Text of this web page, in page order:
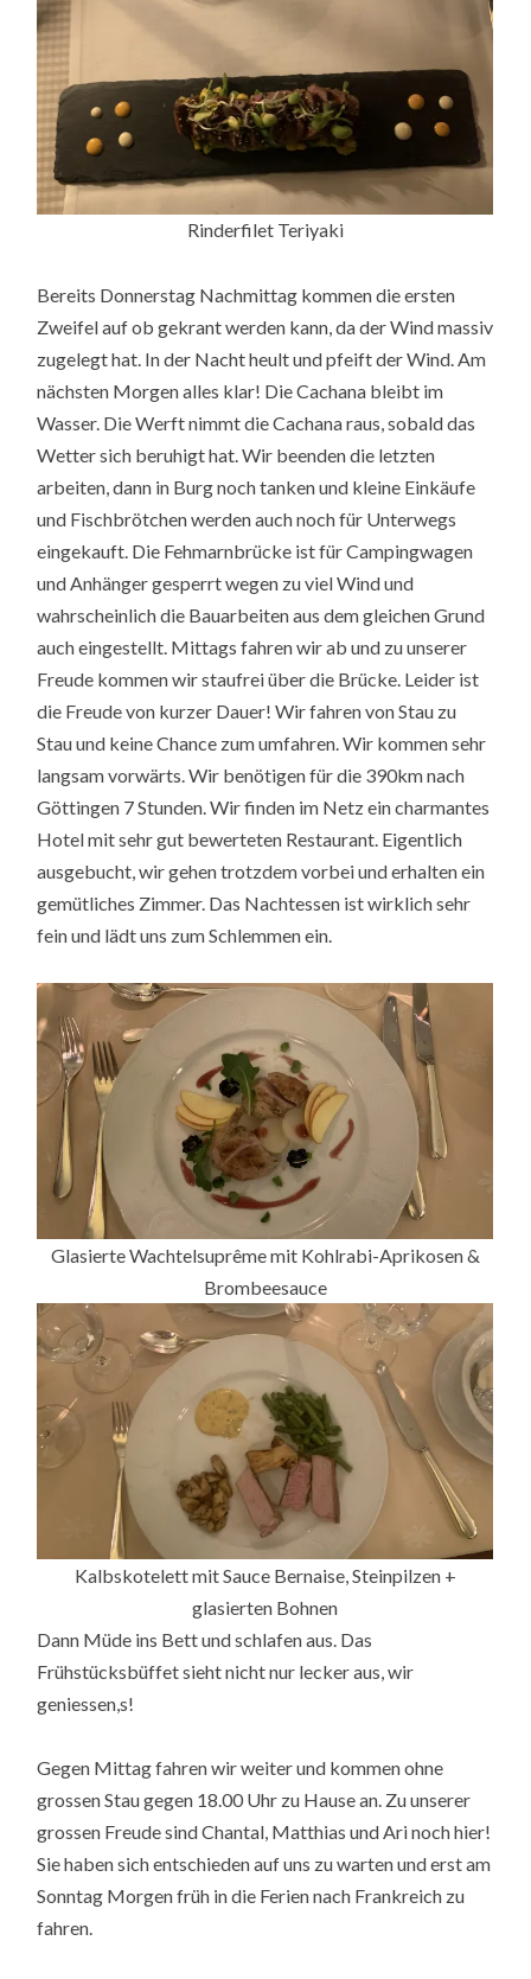
Rinderfilet Teriyaki
Bereits Donnerstag Nachmittag kommen die ersten
Zweifel auf ob gekrant werden kann, da der Wind massiv
zugelegt hat. In der Nacht heult und pfeift der Wind. Am
nächsten Morgen alles klar! Die Cachana bleibt im
Wasser. Die Werft nimmt die Cachana raus, sobald das
Wetter sich beruhigt hat. Wir beenden die letzten
arbeiten, dann in Burg noch tanken und kleine Einkäufe
und Fischbrötchen werden auch noch für Unterwegs
eingekauft. Die Fehmarnbrücke ist für Campingwagen
und Anhänger gesperrt wegen zu viel Wind und
wahrscheinlich die Bauarbeiten aus dem gleichen Grund
auch eingestellt. Mittags fahren wir ab und zu unserer
Freude kommen wir staufrei über die Brücke. Leider ist
die Freude von kurzer Dauer! Wir fahren von Stau zu
Stau und keine Chance zum umfahren. Wir kommen sehr
langsam vorwärts. Wir benötigen für die 390km nach
Göttingen 7 Stunden. Wir finden im Netz ein charmantes
Hotel mit sehr gut bewerteten Restaurant. Eigentlich
ausgebucht, wir gehen trotzdem vorbei und erhalten ein
gemütliches Zimmer. Das Nachtessen ist wirklich sehr
fein und lädt uns zum Schlemmen ein.
Glasierte Wachtelsuprême mit Kohlrabi-Aprikosen &
Brombeesauce
Kalbskotelett mit Sauce Bernaise, Steinpilzen +
glasierten Bohnen
Dann Müde ins Bett und schlafen aus. Das
Frühstücksbüffet sieht nicht nur lecker aus, wir
geniessen,s!
Gegen Mittag fahren wir weiter und kommen ohne
grossen Stau gegen 18.00 Uhr zu Hause an. Zu unserer
grossen Freude sind Chantal, Matthias und Ari noch hier!
Sie haben sich entschieden auf uns zu warten und erst am
Sonntag Morgen früh in die Ferien nach Frankreich zu
fahren.